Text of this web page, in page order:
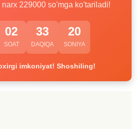
229000 so'mga ko'tariladi!
02
SOAT
33
DAQIQA
20
SONIYA
imkoniyat! Shoshiling!